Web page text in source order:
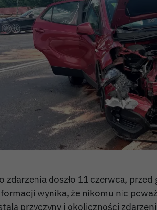
zdarzenia doszło 11 czerwca,
wynika, że nikomu nic
przyczyny i okoliczności